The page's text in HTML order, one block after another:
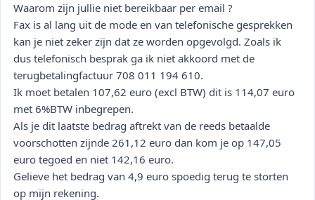
Waarom zijn jullie niet bereikbaar per email ?
Fax is al lang uit de mode en van telefonische gesprekken
kan je niet zeker zijn dat ze worden opgevolgd. Zoals ik
dus telefonisch besprak ga ik niet akkoord met de
terugbetalingfactuur 708 011 194 610.
Ik moet betalen 107,62 euro (excl BTW) dit is 114,07 euro
met 6%BTW inbegrepen.
Als je dit laatste bedrag aftrekt van de reeds betaalde
voorschotten zijnde 261,12 euro dan kom je op 147,05
euro tegoed en niet 142,16 euro.
Gelieve het bedrag van 4,9 euro spoedig terug te storten
op mijn rekening.